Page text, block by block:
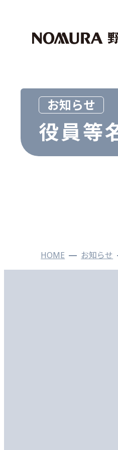
財団紹介
外国人留学生
芸術文化
世界経済研究事業
マクロ経済
お知らせ
役員等
HOME お知らせ